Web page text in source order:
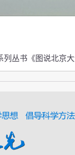
丛书《图说北京